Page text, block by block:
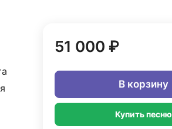
51 000 ₽
В корзину
Купить песню